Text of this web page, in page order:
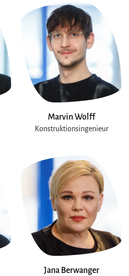
Marvin Wolff
Konstruktionsingenieur
Jana Berwanger